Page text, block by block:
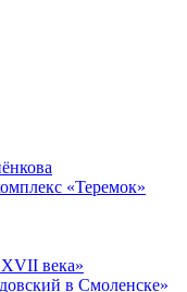
«Теремок»
века»
в Смоленске»